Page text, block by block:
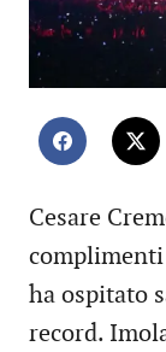
Cesare
ha ospitato
record.